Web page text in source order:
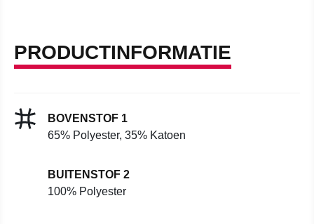
PRODUCTINFORMATIE
BOVENSTOF 1
65% Polyester, 35% Katoen
BUITENSTOF 2
100% Polyester